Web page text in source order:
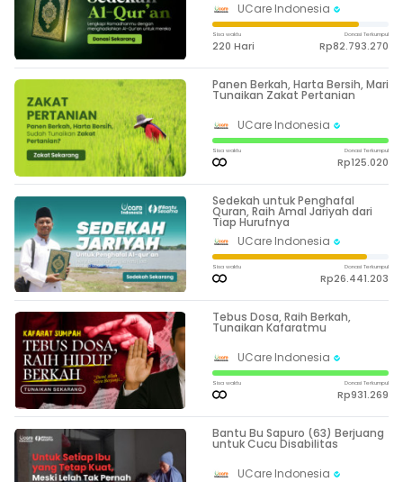
UCare Indonesia
Sisa waktu Donasi Terkumpul
220 Hari Rp82.793.270
Panen Berkah, Harta Bersih, Mari
Tunaikan Zakat Pertanian
UCare Indonesia
Sisa waktu Donasi Terkumpul
Rp125.020
Sedekah untuk Penghafal
Quran, Raih Amal Jariyah dari
Tiap Hurufnya
UCare Indonesia
Sisa waktu Donasi Terkumpul
Rp26.441.203
Tebus Dosa, Raih Berkah,
Tunaikan Kafaratmu
UCare Indonesia
Sisa waktu Donasi Terkumpul
Rp931.269
Bantu Bu Sapuro (63) Berjuang
untuk Cucu Disabilitas
UCare Indonesia